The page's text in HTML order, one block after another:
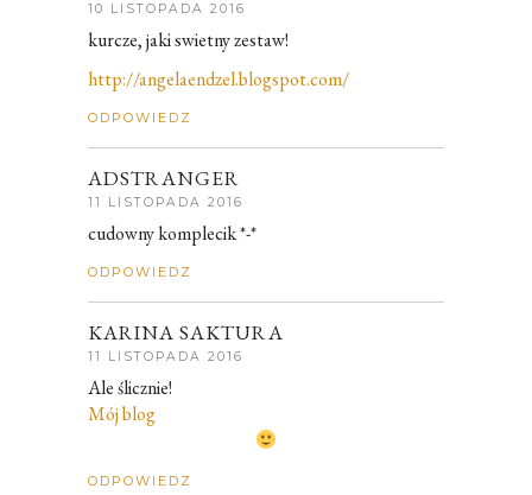
10 LISTOPADA 2016
kurcze, jaki swietny zestaw!
http://angelaendzel.blogspot.com/
ODPOWIEDZ
ADSTRANGER
11 LISTOPADA 2016
cudowny komplecik *-*
ODPOWIEDZ
KARINA SAKTURA
11 LISTOPADA 2016
Ale ślicznie!
Mój blog
ODPOWIEDZ